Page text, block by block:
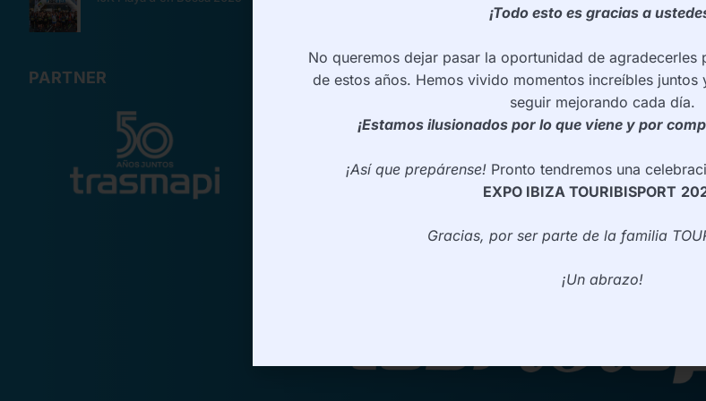
PARTNER
¡Todo esto es gracias a
No queremos dejar pasar la oportunidad de
de estos años. Hemos vivido momentos increíbles juntos
seguir mejorando cada día.
¡Estamos ilusionados por lo que viene y por
¡Así que prepárense! Pronto tendremos una
EXPO IBIZA TOURIBISPORT
Gracias, por ser parte de la familia
¡Un abrazo!